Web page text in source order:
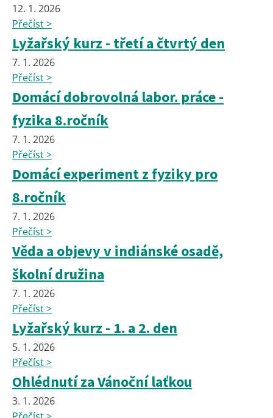
12. 1. 2026
Přečíst >
Lyžařský kurz - třetí a čtvrtý den
7. 1. 2026
Přečíst >
Domácí dobrovolná labor. práce -
fyzika 8.ročník
7. 1. 2026
Přečíst >
Domácí experiment z fyziky pro
8.ročník
7. 1. 2026
Přečíst >
Věda a objevy v indiánské osadě,
školní družina
7. 1. 2026
Přečíst >
Lyžařský kurz - 1. a 2. den
5. 1. 2026
Přečíst >
Ohlédnutí za Vánoční laťkou
3. 1. 2026